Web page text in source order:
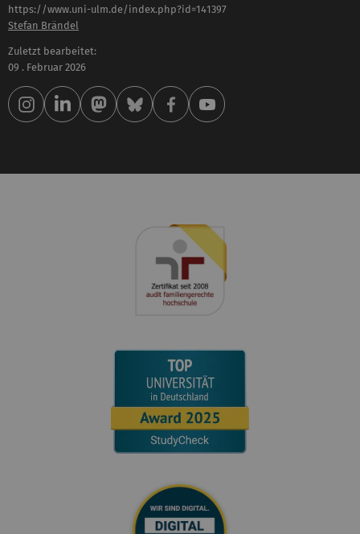
https://www.uni-ulm.de/index.php?id=141397
Stefan Brändel
Zuletzt bearbeitet:
09 . Februar 2026